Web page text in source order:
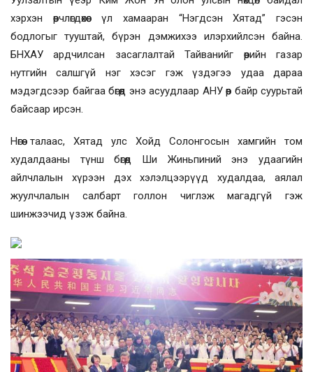
хэрхэн өөрчлөгдөхөөс үл хамааран “Нэгдсэн Хятад” гэсэн
бодлогыг тууштай, бүрэн дэмжихээ илэрхийлсэн байна.
БНХАУ ардчилсан засаглалтай Тайванийг өөрийн газар
нутгийн салшгүй нэг хэсэг гэж үздэгээ удаа дараа
мэдэгдсээр байгаа бөгөөд энэ асуудлаар АНУ өөр байр суурьтай
байсаар ирсэн.
Нөгөө талаас, Хятад улс Хойд Солонгосын хамгийн том
худалдааны түнш бөгөөд Ши Жиньпиний энэ удаагийн
айлчлалын хүрээн дэх хэлэлцээрүүд худалдаа, аялал
жуулчлалын салбарт голлон чиглэж магадгүй гэж
шинжээчид үзэж байна.